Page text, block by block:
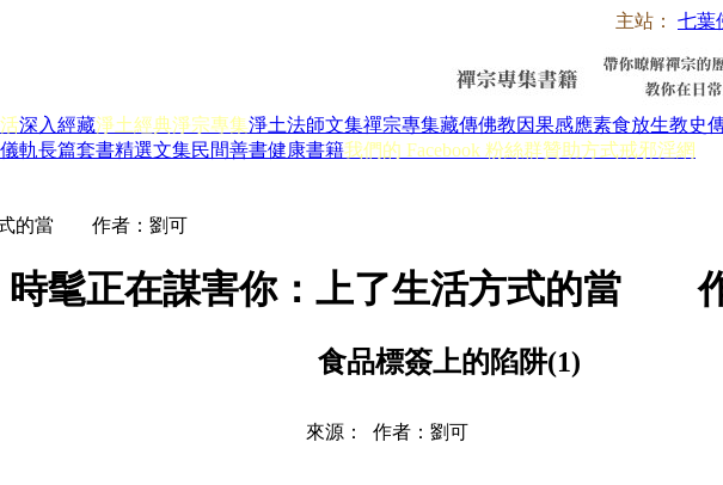
主站： 七葉
深入經藏淨土經典淨宗專集淨土法師文集禪宗專集藏傳佛教因果感應素食放生教史
軌長篇套書精選文集民間善書健康書籍我們的 Facebook 粉絲群贊助方式戒邪淫網
式的當 作者：劉可
時髦正在謀害你：上了生活方式的當
食品標簽上的陷阱(1)
來源： 作者：劉可